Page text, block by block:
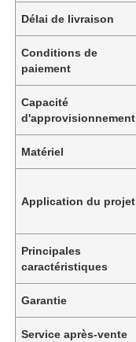
Délai de livraison
Conditions de
paiement
Capacité
d'approvisionnement
Matériel
Application du projet
Principales
caractéristiques
Garantie
Service après-vente